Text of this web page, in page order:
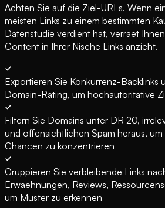
Achten Sie auf die Ziel-URLs. Wenn
meisten Links zu einem bestimmten
Datenstudie verdient hat, verraet
Content in Ihrer Nische Links anzieht.
Exportieren Sie Konkurrenz-Backlinks
Domain-Rating, um hochautoritative
Filtern Sie Domains unter DR 20,
und offensichtlichen Spam heraus,
Chancen zu konzentrieren
Gruppieren Sie verbleibende Links
Erwaehnungen, Reviews,
um Muster zu erkennen